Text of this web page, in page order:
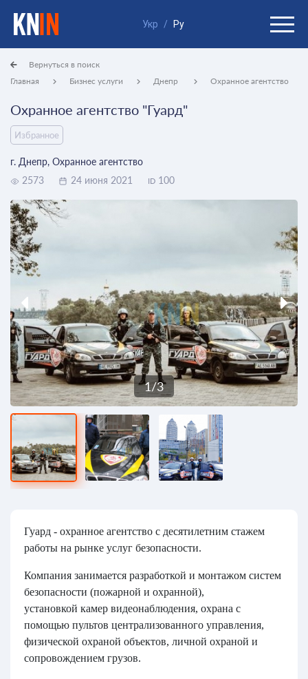
Укр / Ру
Главная Бизнес услуги Днепр Охранное агентство
Вернуться в поиск
Охранное агентство "Гуард"
Избранное
г. Днепр, Охранное агентство
2573
24 июня 2021 ID 100
1/3
Гуард - охранное агентство с десятилетним стажем
работы на рынке услуг безопасности.
Компания занимается разработкой и монтажом систем
безопасности (пожарной и охранной),
установкой камер видеонаблюдения, охрана с
помощью пультов централизованного управления,
физической охраной объектов, личной охраной и
сопровождением грузов.